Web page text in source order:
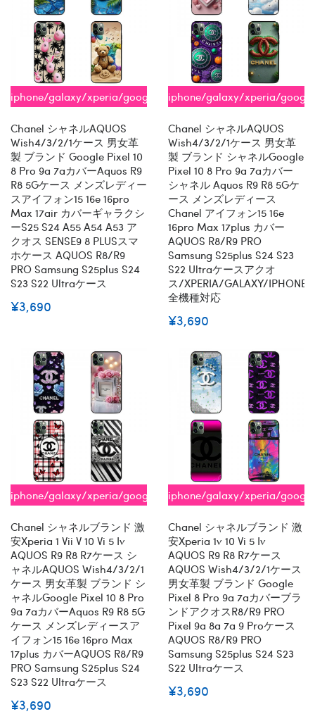
iphone/galaxy/xperia/google/aquos
Chanel シャネルAQUOS
Wish4/3/2/1ケース 男女革
製 ブランド Google Pixel 10
8 Pro 9a 7aカバーaquos R9
R8 5Gケース メンズレディー
スアイフォン15 16e 16pro
Max 17air カバーギャラクシ
ーs25 S24 A55 A54 A53 ア
クオス SENSE9 8 PLUSスマ
ホケース AQUOS R8/R9
PRO Samsung S25plus S24
S23 S22 Ultraケース
¥3,690
iphone/galaxy/xperia/
Chanel シャネルAQUOS
Wish4/3/2/1ケース 男女革
製 ブランド シャネルgoogle
Pixel 10 8 Pro 9a 7aカバー
シャネル Aquos R9 R8 5Gケ
ース メンズレディース
Chanel アイフォン15 16e
16pro Max 17plus カバー
AQUOS R8/R9 PRO
Samsung S25plus S24 S23
S22 Ultraケースアクオ
ス/XPERIA/GALAXY/IPHONE
全機種対応
¥3,690
iphone/galaxy/xperia/google/aquos
Chanel シャネルブランド 激
安xperia 1 Vii V 10 Vi 5 Iv
AQUOS R9 R8 R7ケース シ
ャネルAQUOS Wish4/3/2/1
ケース 男女革製 ブランド シ
ャネルgoogle Pixel 10 8 Pro
9a 7aカバーaquos R9 R8 5G
ケース メンズレディースア
イフォン15 16e 16pro Max
17plus カバーAQUOS R8/R9
PRO Samsung S25plus S24
S23 S22 Ultraケース
¥3,690
iphone/galaxy/xperia/
Chanel シャネルブランド 激
安xperia 1v 10 Vi 5 Iv
AQUOS R9 R8 R7ケース
AQUOS Wish4/3/2/1ケース
男女革製 ブランド Google
Pixel 8 Pro 9a 7aカバーブラ
ンドアクオスR8/R9 PRO
Pixel 9a 8a 7a 9 Proケース
AQUOS R8/R9 PRO
Samsung S25plus S24 S23
S22 Ultraケース
¥3,690